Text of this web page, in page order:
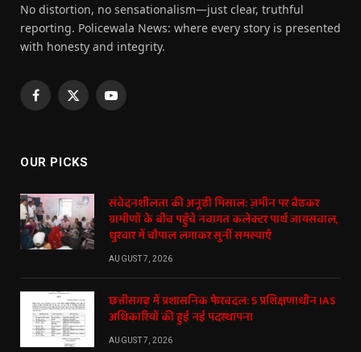
No distortion, no sensationalism—just clear, truthful
reporting. Policewala News: where every story is presented
with honesty and integrity.
Facebook
X
YouTube
OUR PICKS
संवेदनशीलता की अनूठी मिसाल: ज़मीन पर बैठकर
ग्रामीणों के बीच पहुँचे नवागत कलेक्टर पार्थ जायसवाल,
धुरवार में चौपाल लगाकर सुनीं समस्याएँ
AUGUST 7, 2026
छत्तीसगढ़ में प्रशासनिक फेरबदल: 5 प्रशिक्षणाधीन IAS
अधिकारियों की हुई नई पदस्थापना
AUGUST 7, 2026